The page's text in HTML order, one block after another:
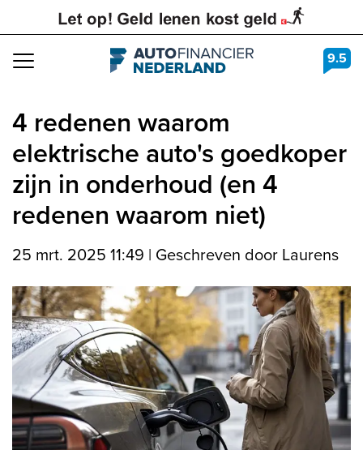
Navigation 9.5
4 redenen waarom
elektrische auto's goedkoper
zijn in onderhoud (en 4
redenen waarom niet)
25 mrt. 2025 11:49 | Geschreven door Laurens